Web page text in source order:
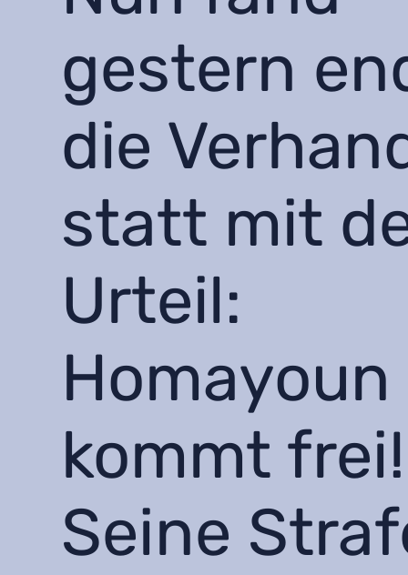
gestern
die
statt mit
Urteil:
Homayoun
kommt frei!
Seine